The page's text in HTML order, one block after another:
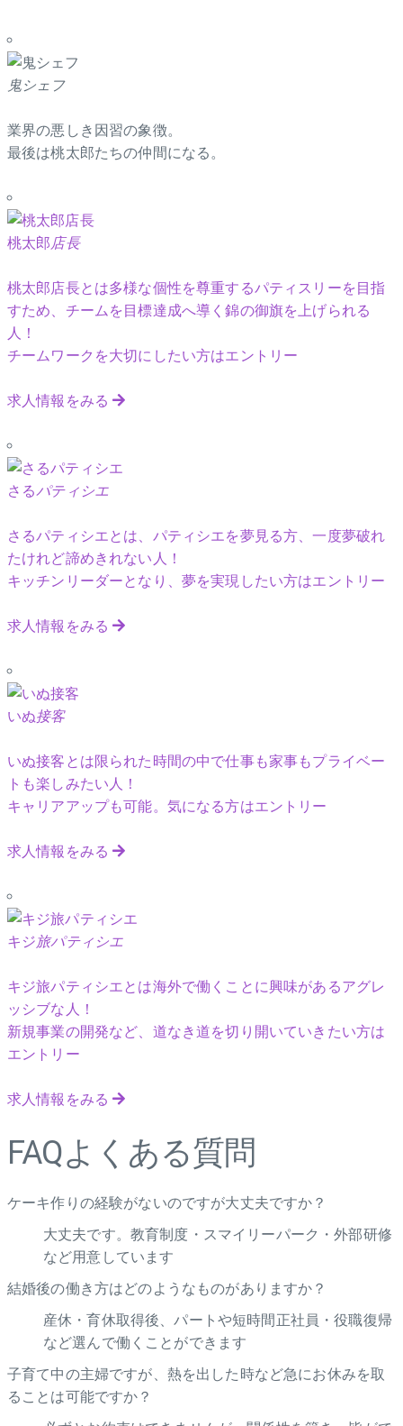
鬼シェフ
業界の悪しき因習の象徴。
最後は桃太郎たちの仲間になる。
桃太郎店長
桃太郎店長とは多様な個性を尊重するパティスリーを目指
すため、チームを目標達成へ導く錦の御旗を上げられる
人！
チームワークを大切にしたい方はエントリー
求人情報をみる
さるパティシエ
さるパティシエとは、パティシエを夢見る方、一度夢破れ
たけれど諦めきれない人！
キッチンリーダーとなり、夢を実現したい方はエントリー
求人情報をみる
いぬ接客
いぬ接客とは限られた時間の中で仕事も家事もプライベー
トも楽しみたい人！
キャリアアップも可能。気になる方はエントリー
求人情報をみる
キジ旅パティシエ
キジ旅パティシエとは海外で働くことに興味があるアグレ
ッシブな人！
新規事業の開発など、道なき道を切り開いていきたい方は
エントリー
求人情報をみる
FAQよくある質問
ケーキ作りの経験がないのですが大丈夫ですか？
大丈夫です。教育制度・スマイリーパーク・外部研修
など用意しています
結婚後の働き方はどのようなものがありますか？
産休・育休取得後、パートや短時間正社員・役職復帰
など選んで働くことができます
子育て中の主婦ですが、熱を出した時など急にお休みを取
ることは可能ですか？